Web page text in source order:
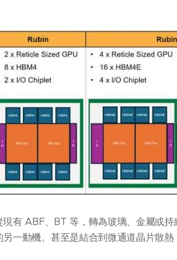
有 ABF、BT 等，轉為玻璃、金屬或
一動機。甚至是結合到微通道晶片散